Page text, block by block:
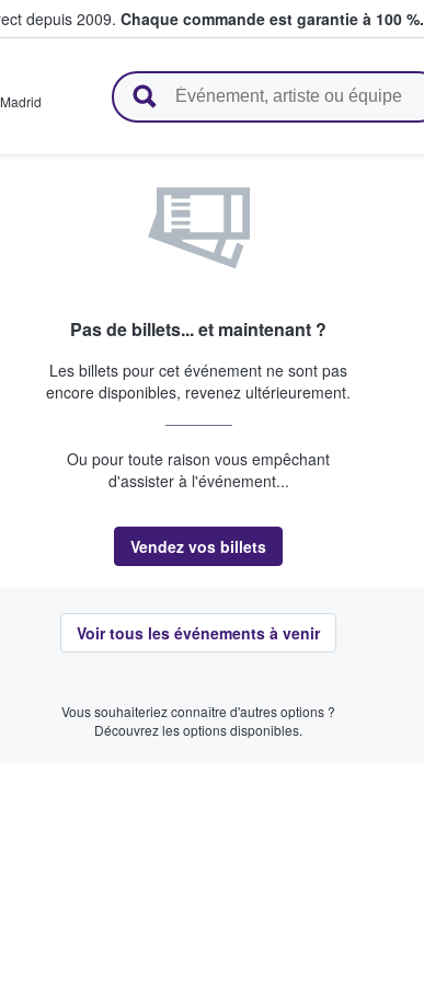
depuis 2009. Chaque commande est garantie à 100 %.
des billets
Pas de billets... et maintenant ?
Les billets pour cet événement ne sont pas
encore disponibles, revenez ultérieurement.
Ou pour toute raison vous empêchant
d'assister à l'événement...
Vendez vos billets
Voir tous les événements à venir
Vous souhaiteriez connaître d'autres options ?
Découvrez les options disponibles.